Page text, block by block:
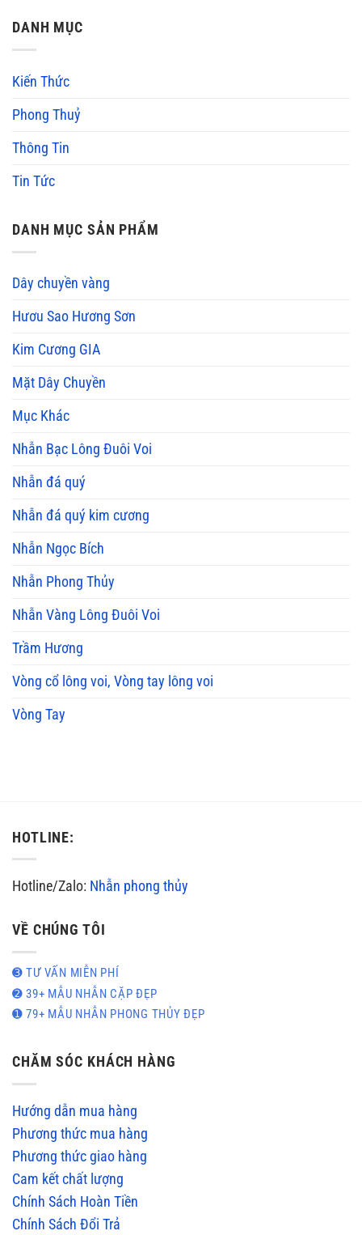
DANH MỤC
Kiến Thức
Phong Thuỷ
Thông Tin
Tin Tức
DANH MỤC SẢN PHẨM
Dây chuyền vàng
Hươu Sao Hương Sơn
Kim Cương GIA
Mặt Dây Chuyền
Mục Khác
Nhẫn Bạc Lông Đuôi Voi
Nhẫn đá quý
Nhẫn đá quý kim cương
Nhẫn Ngọc Bích
Nhẫn Phong Thủy
Nhẫn Vàng Lông Đuôi Voi
Trầm Hương
Vòng cổ lông voi, Vòng tay lông voi
Vòng Tay
HOTLINE:
Hotline/Zalo: Nhẫn phong thủy
VỀ CHÚNG TÔI
➌ TƯ VẤN MIỄN PHÍ
➋ 39+ MẪU NHẪN CẶP ĐẸP
➊ 79+ MẪU NHẪN PHONG THỦY ĐẸP
CHĂM SÓC KHÁCH HÀNG
Hướng dẫn mua hàng
Phương thức mua hàng
Phương thức giao hàng
Cam kết chất lượng
Chính Sách Hoàn Tiền
Chính Sách Đổi Trả